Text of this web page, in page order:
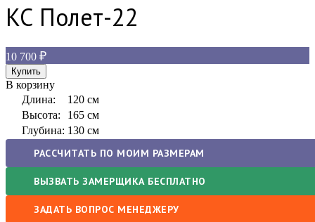
КС Полет-22
10 700
В корзину
Длина:
120 см
Высота:
165 см
Глубина: 130 см
РАССЧИТАТЬ ПО МОИМ РАЗМЕРАМ
ВЫЗВАТЬ ЗАМЕРЩИКА БЕСПЛАТНО
ЗАДАТЬ ВОПРОС МЕНЕДЖЕРУ